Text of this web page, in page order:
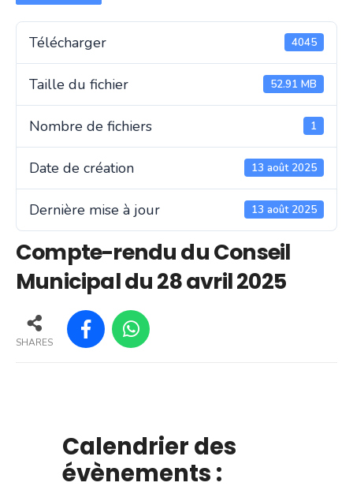
Télécharger 4045
Taille du fichier 52.91 MB
Nombre de fichiers 1
Date de création 13 août 2025
Dernière mise à jour 13 août 2025
Compte-rendu du Conseil
Municipal du 28 avril 2025
SHARES
Calendrier des
évènements :